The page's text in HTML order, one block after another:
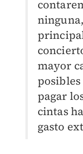
mayor
pagar
cintas
gasto